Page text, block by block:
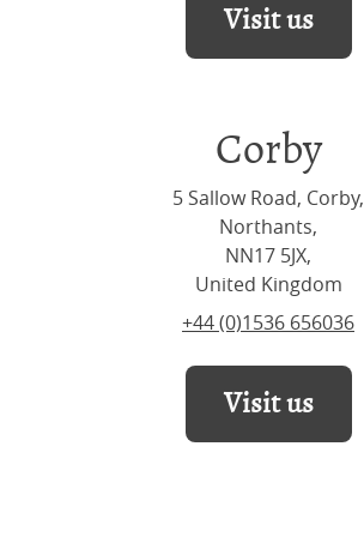
Visit us
Corby
5 Sallow Road, Corby,
Northants,
NN17 5JX,
United Kingdom
+44 (0)1536 656036
Visit us